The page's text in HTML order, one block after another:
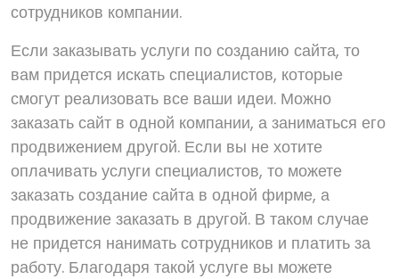
сотрудников компании.
Если заказывать услуги по созданию сайта, то
вам придется искать специалистов, которые
смогут реализовать все ваши идеи. Можно
заказать сайт в одной компании, а заниматься его
продвижением другой. Если вы не хотите
оплачивать услуги специалистов, то можете
заказать создание сайта в одной фирме, а
продвижение заказать в другой. В таком случае
не придется нанимать сотрудников и платить за
работу. Благодаря такой услуге вы можете